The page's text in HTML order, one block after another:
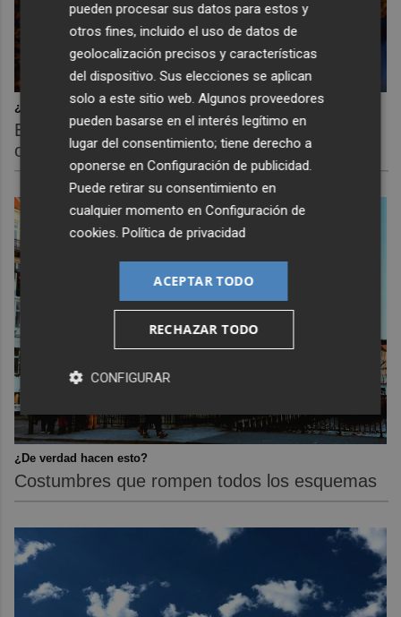
¿Sabías que existen?
Estas criaturas existen y parecen sacadas de
otro planeta
¿De verdad hacen esto?
Costumbres que rompen todos los esquemas
pueden procesar sus datos para estos y
otros fines, incluido el uso de datos de
geolocalización precisos y características
del dispositivo. Sus elecciones se aplican
solo a este sitio web. Algunos proveedores
pueden basarse en el interés legítimo en
lugar del consentimiento; tiene derecho a
oponerse enConfiguración de publicidad.
Puede retirar su consentimiento en
cualquier momento enConfiguración de
cookies.Política de privacidad
ACEPTAR TODO
RECHAZAR TODO
CONFIGURAR